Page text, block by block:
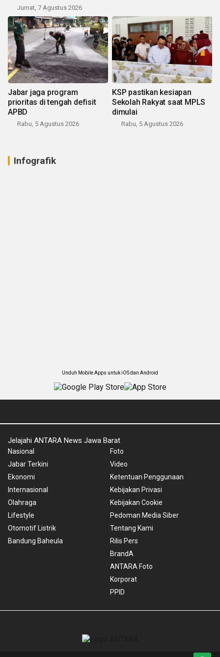
Jumat, 7 Agustus 2026
Jabar jaga program
prioritas di tengah defisit
APBD
Rabu, 5 Agustus 2026
KSP pastikan kesiapan
Sekolah Rakyat saat MPLS
dimulai
Rabu, 5 Agustus 2026
Infografik
Unduh Mobile Apps untuk iOS dan Android
Jelajahi ANTARA News Jawa Barat
Nasional
Jabar Terkini
Ekonomi
Internasional
Olahraga
Lifestyle
Otomotif Listrik
Bandung Baheula
Foto
Video
Ketentuan Penggunaan
Kebijakan Privasi
Kebijakan Cookie
Pedoman Media Siber
Tentang Kami
Rilis Pers
BrandA
ANTARA Foto
Korporat
PPID